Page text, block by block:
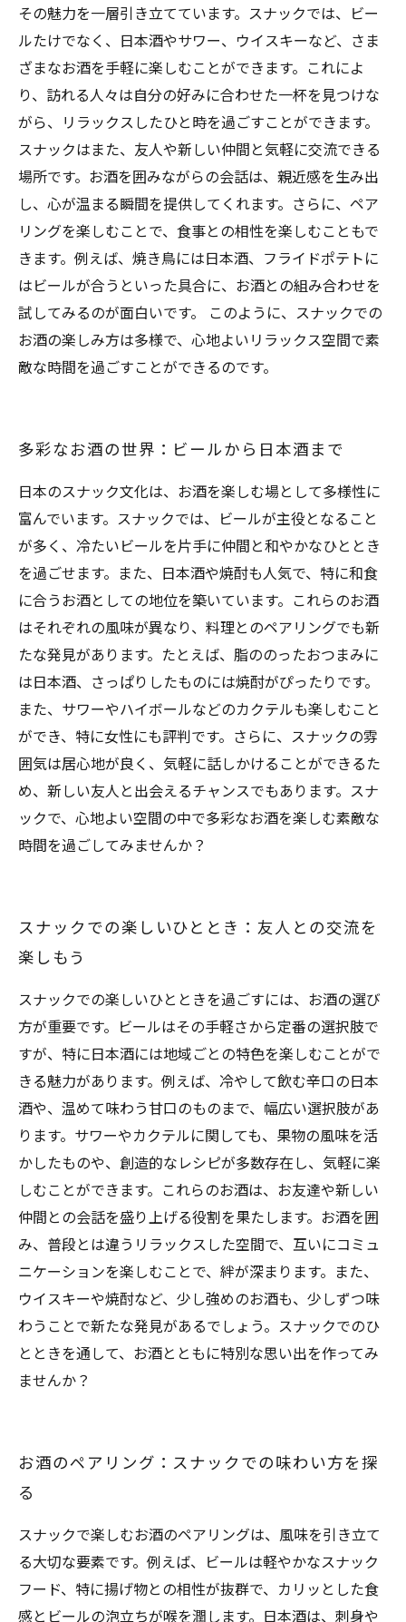
スナックで素晴らしい時間を：豊かな味わいと
ともに
その魅力を一層引き立てています。スナックでは、ビー
ルたけでなく、日本酒やサワー、ウイスキーなど、さま
ざまなお酒を手軽に楽しむことができます。これによ
り、訪れる人々は自分の好みに合わせた一杯を見つけな
がら、リラックスしたひと時を過ごすことができます。
スナックはまた、友人や新しい仲間と気軽に交流できる
場所です。お酒を囲みながらの会話は、親近感を生み出
し、心が温まる瞬間を提供してくれます。さらに、ペア
リングを楽しむことで、食事との相性を楽しむこともで
きます。例えば、焼き鳥には日本酒、フライドポテトに
はビールが合うといった具合に、お酒との組み合わせを
試してみるのが面白いです。 このように、スナックでの
お酒の楽しみ方は多様で、心地よいリラックス空間で素
敵な時間を過ごすことができるのです。
多彩なお酒の世界：ビールから日本酒まで
日本のスナック文化は、お酒を楽しむ場として多様性に
富んでいます。スナックでは、ビールが主役となること
が多く、冷たいビールを片手に仲間と和やかなひととき
を過ごせます。また、日本酒や焼酎も人気で、特に和食
に合うお酒としての地位を築いています。これらのお酒
はそれぞれの風味が異なり、料理とのペアリングでも新
たな発見があります。たとえば、脂ののったおつまみに
は日本酒、さっぱりしたものには焼酎がぴったりです。
また、サワーやハイボールなどのカクテルも楽しむこと
ができ、特に女性にも評判です。さらに、スナックの雰
囲気は居心地が良く、気軽に話しかけることができるた
め、新しい友人と出会えるチャンスでもあります。スナ
ックで、心地よい空間の中で多彩なお酒を楽しむ素敵な
時間を過ごしてみませんか？
スナックでの楽しいひととき：友人との交流を
楽しもう
スナックでの楽しいひとときを過ごすには、お酒の選び
方が重要です。ビールはその手軽さから定番の選択肢で
すが、特に日本酒には地域ごとの特色を楽しむことがで
きる魅力があります。例えば、冷やして飲む辛口の日本
酒や、温めて味わう甘口のものまで、幅広い選択肢があ
ります。サワーやカクテルに関しても、果物の風味を活
かしたものや、創造的なレシピが多数存在し、気軽に楽
しむことができます。これらのお酒は、お友達や新しい
仲間との会話を盛り上げる役割を果たします。お酒を囲
み、普段とは違うリラックスした空間で、互いにコミュ
ニケーションを楽しむことで、絆が深まります。また、
ウイスキーや焼酎など、少し強めのお酒も、少しずつ味
わうことで新たな発見があるでしょう。スナックでのひ
とときを通して、お酒とともに特別な思い出を作ってみ
ませんか？
お酒のペアリング：スナックでの味わい方を探
る
スナックで楽しむお酒のペアリングは、風味を引き立て
る大切な要素です。例えば、ビールは軽やかなスナック
フード、特に揚げ物との相性が抜群で、カリッとした食
感とビールの泡立ちが喉を潤します。日本酒は、刺身や